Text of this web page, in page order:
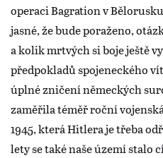
operaci Bagration v
jasné, že bude poraženo,
a kolik mrtvých si boje ještě
předpokladů spojeneckého
úplné zničení německých
zaměřila téměř roční
1945, která Hitlera je třeba
lety se také naše území stalo